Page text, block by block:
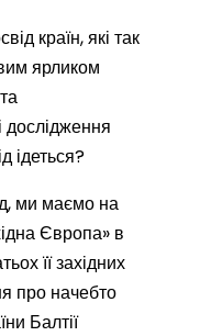
країн, які так
ярликом
дослідження
ідеться?
ми маємо на
Європа» в
її західних
про начебто
Балтії